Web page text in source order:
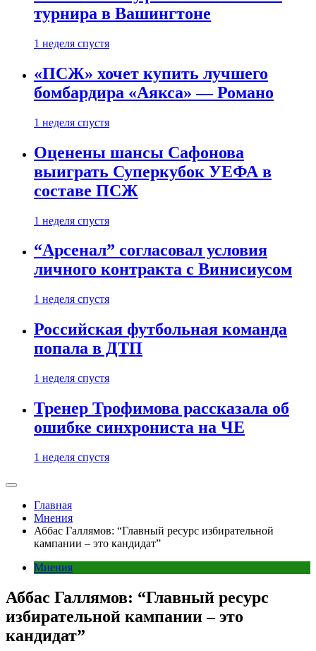
турнира в Вашингтоне
1 неделя спустя
«ПСЖ» хочет купить лучшего
бомбардира «Аякса» — Романо
1 неделя спустя
Оценены шансы Сафонова
выиграть Суперкубок УЕФА в
составе ПСЖ
1 неделя спустя
“Арсенал” согласовал условия
личного контракта с Винисиусом
1 неделя спустя
Российская футбольная команда
попала в ДТП
1 неделя спустя
Тренер Трофимова рассказала об
ошибке синхрониста на ЧЕ
1 неделя спустя
Главная
Мнения
Аббас Галлямов: “Главный ресурс избирательной
кампании – это кандидат”
Мнения
Аббас Галлямов: “Главный ресурс
избирательной кампании – это
кандидат”